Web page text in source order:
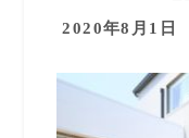
2020年8月1日